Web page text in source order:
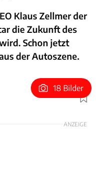
Klaus Zellmer der
die Zukunft des
Schon jetzt
der Autoszene.
Foto: Getty Images/Hersteller/Canva
18 Bilder
ANZEIGE